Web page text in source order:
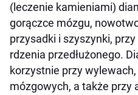
(leczenie kamieniami)
gorączce mózgu,
przysadki i szyszynki,
rdzenia przedłużonego.
korzystnie przy
mózgowych, a także przy